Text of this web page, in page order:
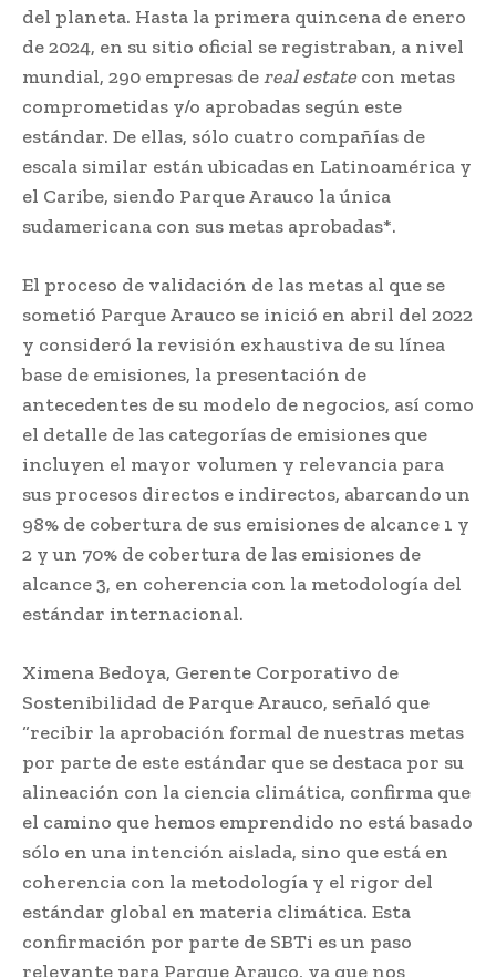
del planeta. Hasta la primera quincena de enero
de 2024, en su sitio oficial se registraban, a nivel
mundial, 290 empresas dereal estatecon metas
comprometidas y/o aprobadas según este
estándar. De ellas, sólo cuatro compañías de
escala similar están ubicadas en Latinoamérica y
el Caribe, siendo Parque Arauco la única
sudamericana con sus metas aprobadas*.
El proceso de validación de las metas al que se
sometió Parque Arauco se inició en abril del 2022
y consideró la revisión exhaustiva de su línea
base de emisiones, la presentación de
antecedentes de su modelo de negocios, así como
el detalle de las categorías de emisiones que
incluyen el mayor volumen y relevancia para
sus procesos directos e indirectos, abarcando un
98% de cobertura de sus emisiones de alcance 1 y
2 y un 70% de cobertura de las emisiones de
alcance 3, en coherencia con la metodología del
estándar internacional.
Ximena Bedoya, Gerente Corporativo de
Sostenibilidad de Parque Arauco, señaló que
“recibir la aprobación formal de nuestras metas
por parte de este estándar que se destaca por su
alineación con la ciencia climática, confirma que
el camino que hemos emprendido no está basado
sólo en una intención aislada, sino que está en
coherencia con la metodología y el rigor del
estándar global en materia climática. Esta
confirmación por parte de SBTi es un paso
relevante para Parque Arauco, ya que nos